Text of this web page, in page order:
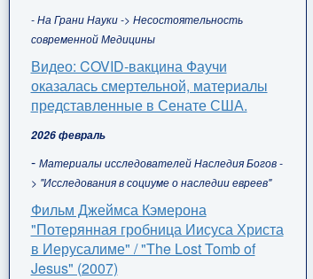
- На Грани Науки -> Несостоятельность
современной Медицины
Видео: COVID-вакцина Фаучи
оказалась смертельной, материалы
представленные в Сенате США.
2026 февраль
- Материалы исследователей Наследия Богов -
> "Исследования в социуме о наследии евреев"
Фильм Джеймса Кэмерона
"Потерянная гробница Иисуса Христа
в Иерусалиме" / "The Lost Tomb of
Jesus" (2007)